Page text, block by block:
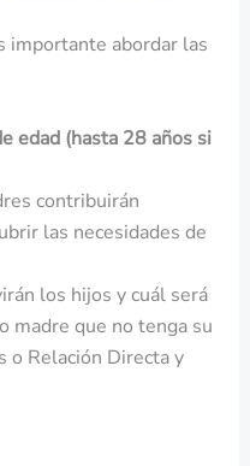
importante abordar las
edad (hasta 28 años si
contribuirán
las necesidades de
los hijos y cuál será
madre que no tenga su
o Relación Directa y